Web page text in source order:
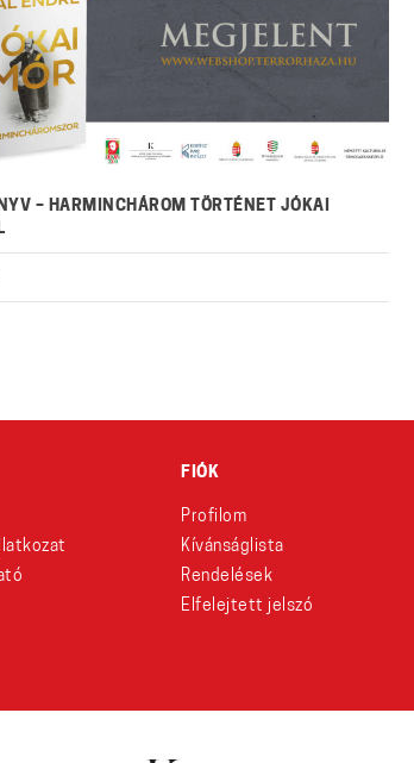
– HARMINCHÁROM TÖRTÉNET JÓKAI
FIÓK
Profilom
Kívánságlista
Rendelések
Elfelejtett jelszó